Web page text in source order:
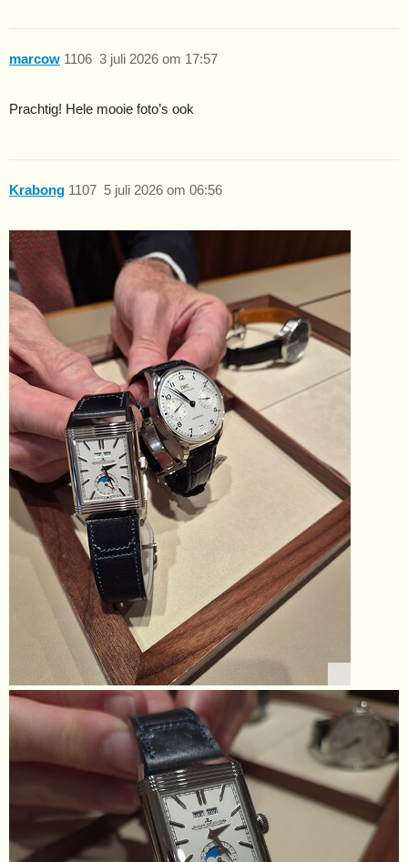
marcow 3 juli 2026 om 17:57
1106
Prachtig! Hele mooie foto’s ook
Krabong 5 juli 2026 om 06:56
1107